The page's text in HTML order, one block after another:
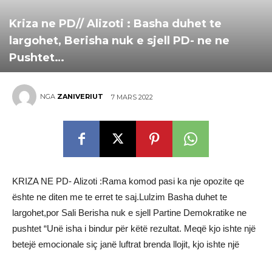
Kriza ne PD// Alizoti : Basha duhet te
largohet, Berisha nuk e sjell PD- ne ne
Pushtet…
NGA ZANIVERIUT 7 MARS 2022
KRIZA NE PD- Alizoti :Rama komod pasi ka nje opozite qe
ështe ne diten me te erret te saj.Lulzim Basha duhet te
largohet,por Sali Berisha nuk e sjell Partine Demokratike ne
pushtet “Unë isha i bindur për këtë rezultat. Meqë kjo ishte një
betejë emocionale siç janë luftrat brenda llojit, kjo ishte një